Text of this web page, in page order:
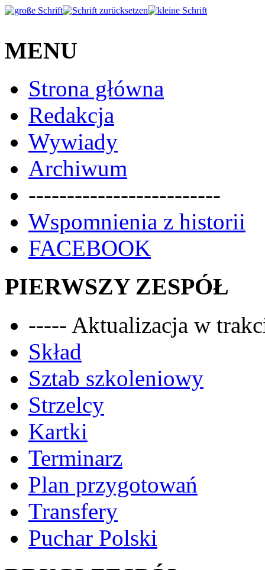
MENU
Strona główna
Redakcja
Wywiady
Archiwum
-------------------------
Wspomnienia z historii
FACEBOOK
PIERWSZY ZESPÓŁ
----- Aktualizacja w
Skład
Sztab szkoleniowy
Strzelcy
Kartki
Terminarz
Plan przygotowań
Transfery
Puchar Polski